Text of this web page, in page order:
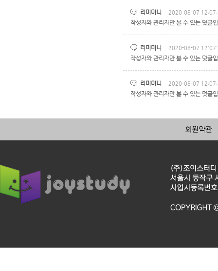
리미미니 2020-08-07
작성자와 관리자만 볼 수 있는 덧글
리미미니 2020-08-07
작성자와 관리자만 볼 수 있는 덧글
리미미니 2020-08-07
작성자와 관리자만 볼 수 있는 덧글